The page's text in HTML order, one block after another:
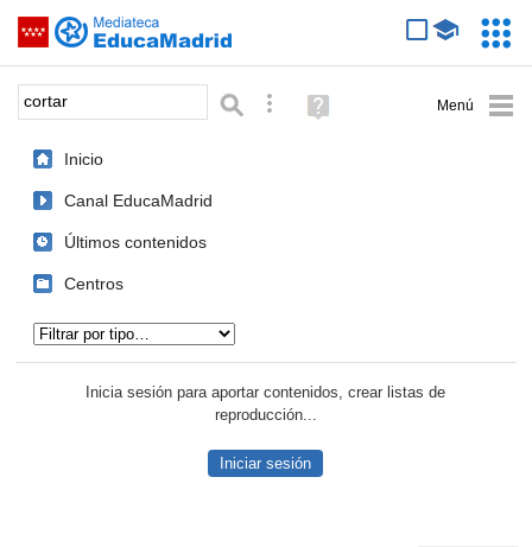
Saltar navegación
Palabra o frase: Búsqueda avanzada
Ayuda
(en
Inicio
Canal EducaMadrid
Últimos contenidos
Centros
Inicia sesión para aportar contenidos, crear listas de
reproducción...
Iniciar sesión